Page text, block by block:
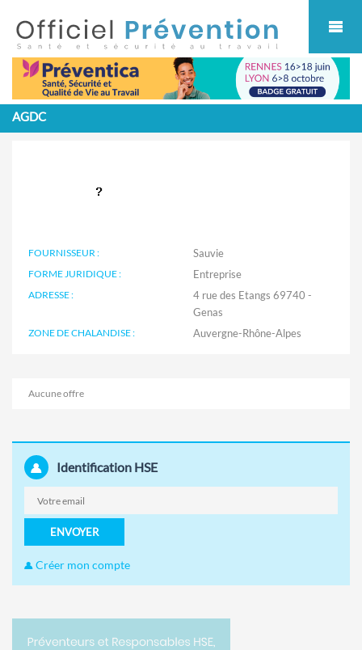
AGDC
FOURNISSEUR : Sauvie
FORME JURIDIQUE : Entreprise
ADRESSE :
4 rue des Etangs 69740 -
Genas
ZONE DE CHALANDISE : Auvergne-Rhône-Alpes
Aucune offre
Identification HSE
ENVOYER
Créer mon compte